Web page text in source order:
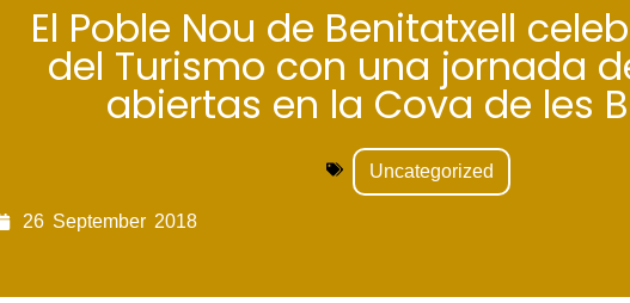
El Poble Nou de Benitatxell
del Turismo con una jornada
abiertas en la Cova de les
Uncategorized
26 September 2018